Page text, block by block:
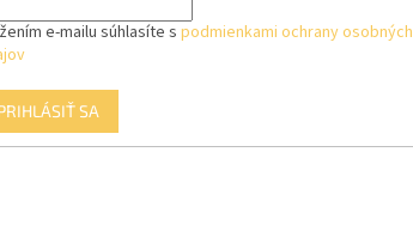
e-mailu súhlasíte s podmienkami ochrany osobných
SA